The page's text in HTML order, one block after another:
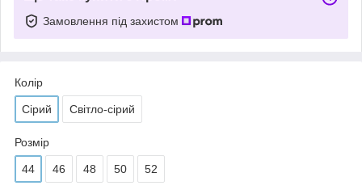
Замовлення під захистом
Колір
Сірий Світло-сірий
Розмір
44 46 48 50 52